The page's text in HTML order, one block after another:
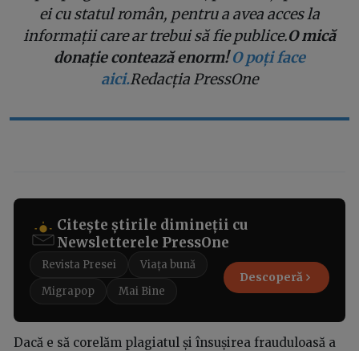
ei cu statul român, pentru a avea acces la
informații care ar trebui să fie publice.O mică
donație contează enorm!O poți face
aici.Redacția PressOne
Citește știrile dimineții cu
Newsletterele PressOne
Revista Presei
Viața bună
Migrapop
Mai Bine
Descoperă
Dacă e să corelăm plagiatul și însușirea frauduloasă a